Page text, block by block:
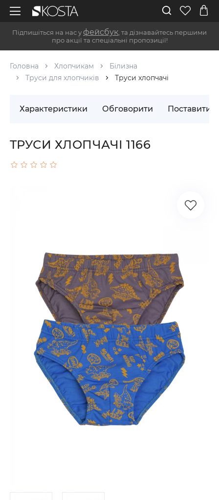
Підпишіться на нас у фейсбук , та дізнавайтесь першими
про акції та спеціальні пропозиції!
Головна Хлопчикам
Білизна
Труси для хлопчиків
Труси хлопчачі
Характеристики Обговорити Поставити
ТРУСИ ХЛОПЧАЧІ 1166